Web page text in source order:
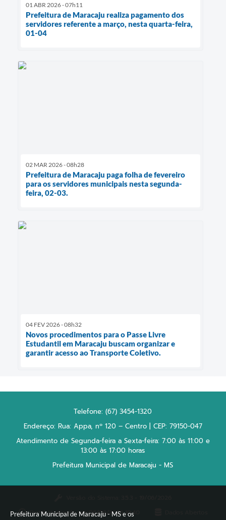
Prefeitura Municipal de Maracaju - MS e os
01 ABR 2026 - 07h11
Prefeitura de Maracaju realiza pagamento dos
servidores referente a março, nesta quarta-feira,
01-04
02 MAR 2026 - 08h28
Prefeitura de Maracaju paga folha de fevereiro
para os servidores municipais nesta segunda-
feira, 02-03.
04 FEV 2026 - 08h32
Novos procedimentos para o Passe Livre
Estudantil em Maracaju buscam organizar e
garantir acesso ao Transporte Coletivo.
Telefone: (67) 3454-1320
Endereço: Rua: Appa, nº 120 – Centro | CEP: 79150-047
Atendimento de Segunda-feira a Sexta-feira: 7:00 às 11:00 e
13:00 às 17:00 horas
Prefeitura Municipal de Maracaju - MS
Portal atualizado em:06/08/2026 10:40